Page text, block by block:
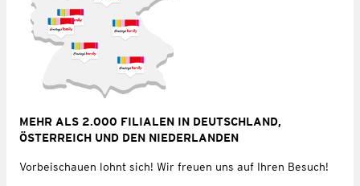
MEHR ALS 2.000 FILIALEN IN DEUTSCHLAND,
ÖSTERREICH UND DEN NIEDERLANDEN
Vorbeischauen lohnt sich! Wir freuen uns auf Ihren Besuch!